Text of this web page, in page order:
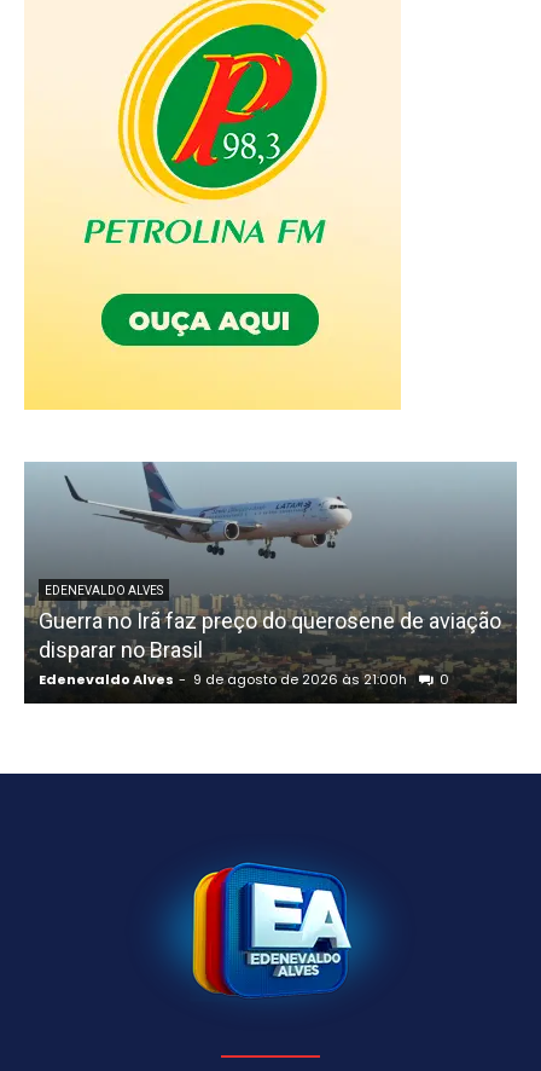
EDENEVALDO ALVES
Guerra no Irã faz preço do querosene de aviação
disparar no Brasil
Edenevaldo Alves - 9 de agosto de 2026 às 21:00h 0